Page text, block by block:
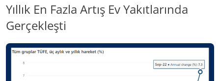
Yıllık En Fazla Artış Ev Yakıtlarında
Gerçekleşti